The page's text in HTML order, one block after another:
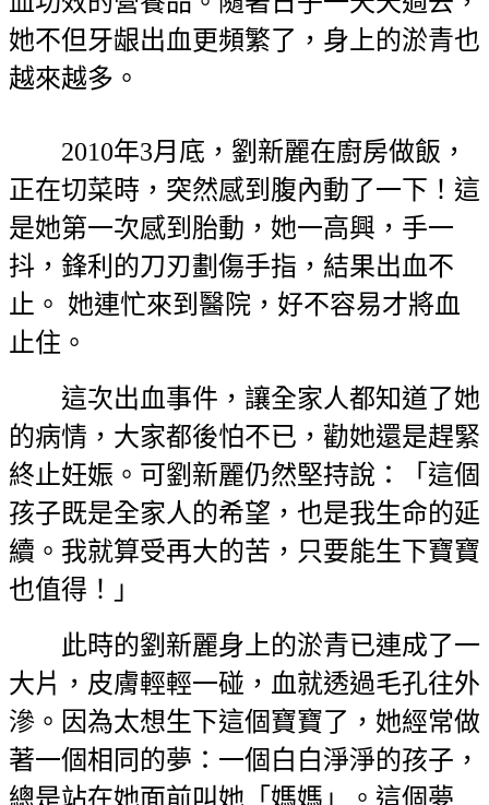
她不但牙龈出血更頻繁了，身上的淤青也
越來越多。
2010年3月底，劉新麗在廚房做飯，
正在切菜時，突然感到腹內動了一下！這
是她第一次感到胎動，她一高興，手一
抖，鋒利的刀刃劃傷手指，結果出血不
止。 她連忙來到醫院，好不容易才將血
止住。
這次出血事件，讓全家人都知道了她
的病情，大家都後怕不已，勸她還是趕緊
終止妊娠。可劉新麗仍然堅持說：「這個
孩子既是全家人的希望，也是我生命的延
續。我就算受再大的苦，只要能生下寶寶
也值得！」
此時的劉新麗身上的淤青已連成了一
大片，皮膚輕輕一碰，血就透過毛孔往外
滲。因為太想生下這個寶寶了，她經常做
著一個相同的夢：一個白白淨淨的孩子，
總是站在她面前叫她「媽媽」。這個夢